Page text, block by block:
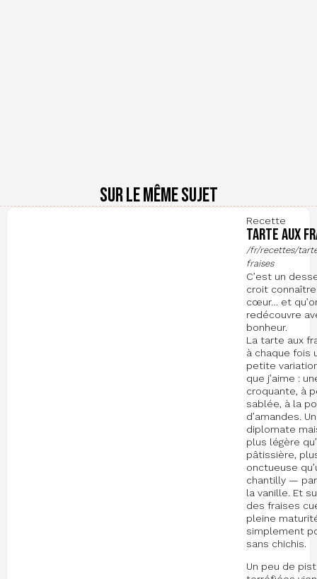
Sur le même sujet
Recette
Tarte aux
/fr/recettes/
fraises
C’est un
croit
cœur… et
redécouvre
bonheur.
La tarte aux
à chaque fois
petite
que j’aime :
croquante, à
sablée, à la
d’amandes.
diplomate
plus légère
pâtissière,
onctueuse
chantilly —
la vanille. Et
des fraises
pleine
simplement
sans chichis.
Un peu de